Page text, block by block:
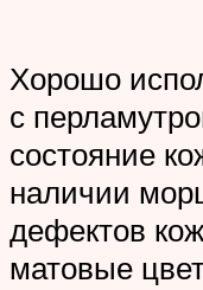
Хорошо
с
состояние
наличии
дефектов
матовые